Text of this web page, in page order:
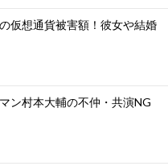
仮想通貨被害額！彼女や結婚
ン村本大輔の不仲・共演NG